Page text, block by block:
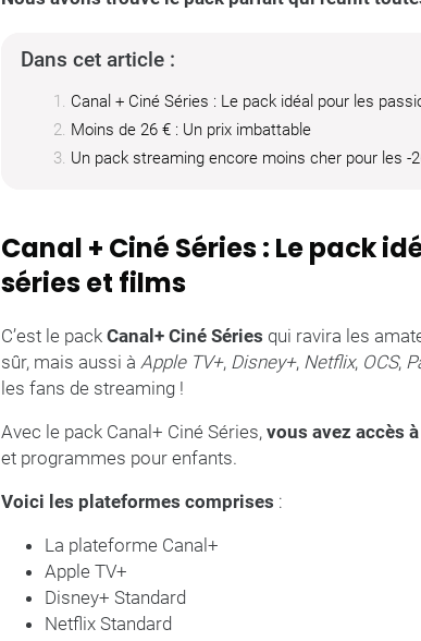
Dans cet article :
Canal + Ciné Séries : Le pack idéal pour les
Moins de 26 € : Un prix imbattable
Un pack streaming encore moins cher pour les -
Canal + Ciné Séries : Le pack
séries et films
C’est le pack Canal+ Ciné Séries qui ravira les
sûr, mais aussi à Apple TV+, Disney+, Netflix, OCS,
les fans de streaming !
Avec le pack Canal+ Ciné Séries, vous avez accès
et programmes pour enfants.
Voici les plateformes comprises :
La plateforme Canal+
Apple TV+
Disney+ Standard
Netflix Standard